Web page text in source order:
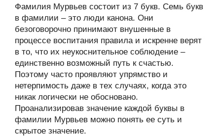
Фамилия Мурвьев состоит из 7 букв. Семь букв
в фамилии – это люди канона. Они
безоговорочно принимают внушенные в
процессе воспитания правила и искренне верят
в то, что их неукоснительное соблюдение –
единственно возможный путь к счастью.
Поэтому часто проявляют упрямство и
нетерпимость даже в тех случаях, когда это
никак логически не обосновано.
Проанализировав значение каждой буквы в
фамилии Мурвьев можно понять ее суть и
скрытое значение.